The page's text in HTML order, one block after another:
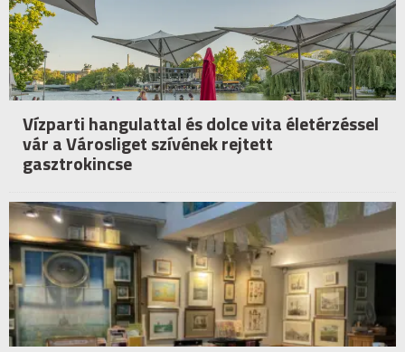
Vízparti hangulattal és dolce vita életérzéssel
vár a Városliget szívének rejtett
gasztrokincse